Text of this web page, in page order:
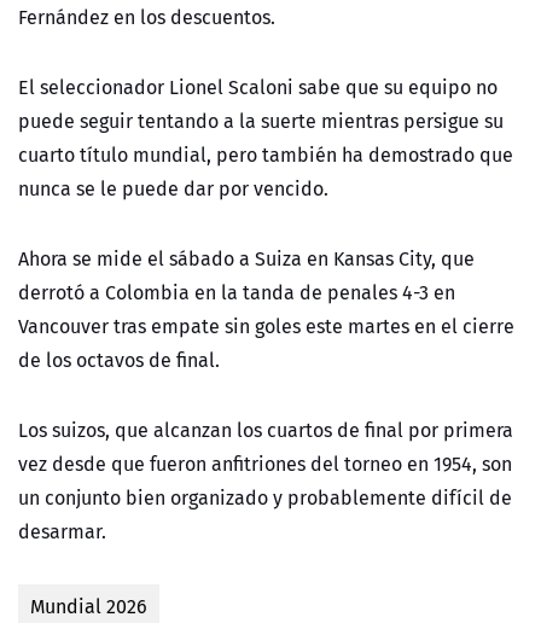
Fernández en los descuentos.
El seleccionador Lionel Scaloni sabe que su equipo no
puede seguir tentando a la suerte mientras persigue su
cuarto título mundial, pero también ha demostrado que
nunca se le puede dar por vencido.
Ahora se mide el sábado a Suiza en Kansas City, que
derrotó a Colombia en la tanda de penales 4-3 en
Vancouver tras empate sin goles este martes en el cierre
de los octavos de final.
Los suizos, que alcanzan los cuartos de final por primera
vez desde que fueron anfitriones del torneo en 1954, son
un conjunto bien organizado y probablemente difícil de
desarmar.
Mundial 2026